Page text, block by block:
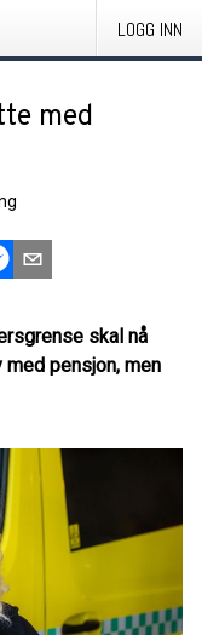
LOGG INN
med
skal nå
pensjon, men